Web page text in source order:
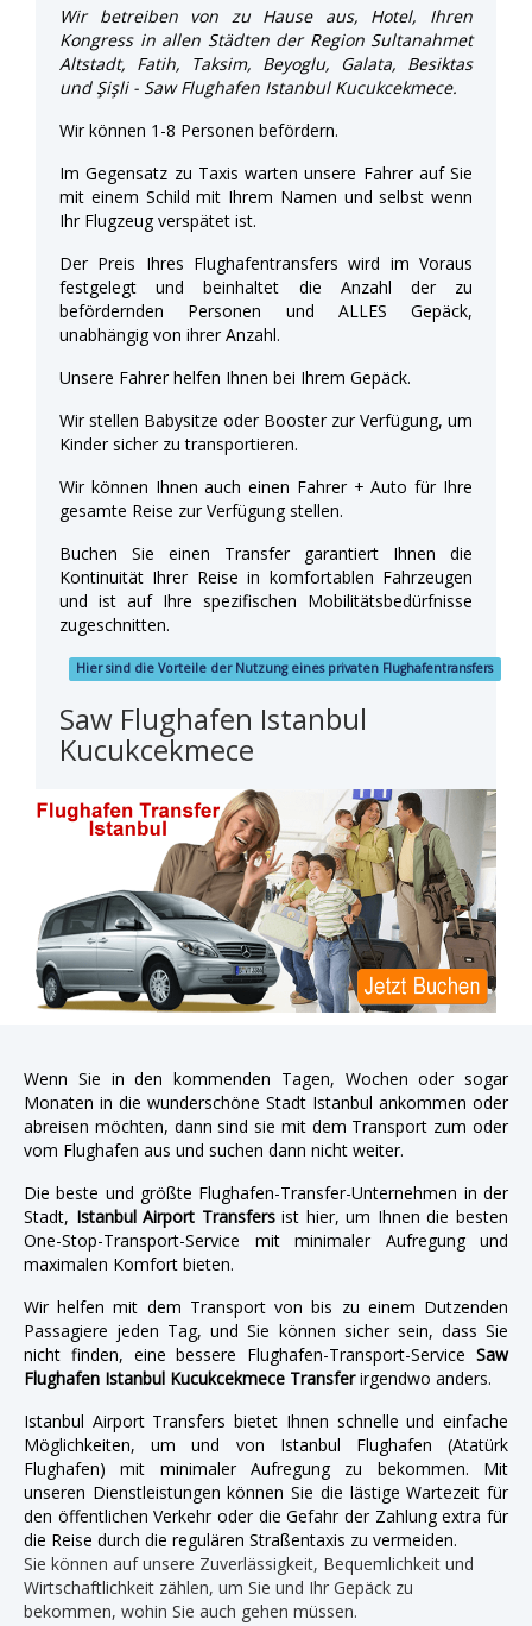
Wir betreiben von zu Hause aus, Hotel, Ihren
Kongress in allen Städten der Region Sultanahmet
Altstadt, Fatih, Taksim, Beyoglu, Galata, Besiktas
und Şişli - Saw Flughafen Istanbul Kucukcekmece.
Wir können 1-8 Personen befördern.
Im Gegensatz zu Taxis warten unsere Fahrer auf Sie
mit einem Schild mit Ihrem Namen und selbst wenn
Ihr Flugzeug verspätet ist.
Der Preis Ihres Flughafentransfers wird im Voraus
festgelegt und beinhaltet die Anzahl der zu
befördernden Personen und ALLES Gepäck,
unabhängig von ihrer Anzahl.
Unsere Fahrer helfen Ihnen bei Ihrem Gepäck.
Wir stellen Babysitze oder Booster zur Verfügung, um
Kinder sicher zu transportieren.
Wir können Ihnen auch einen Fahrer + Auto für Ihre
gesamte Reise zur Verfügung stellen.
Buchen Sie einen Transfer garantiert Ihnen die
Kontinuität Ihrer Reise in komfortablen Fahrzeugen
und ist auf Ihre spezifischen Mobilitätsbedürfnisse
zugeschnitten.
Hier sind die Vorteile der Nutzung eines privaten Flughafentransfers
Saw Flughafen Istanbul
Kucukcekmece
Wenn Sie in den kommenden Tagen, Wochen oder sogar
Monaten in die wunderschöne Stadt Istanbul ankommen oder
abreisen möchten, dann sind sie mit dem Transport zum oder
vom Flughafen aus und suchen dann nicht weiter.
Die beste und größte Flughafen-Transfer-Unternehmen in der
Stadt, Istanbul Airport Transfersist hier, um Ihnen die besten
One-Stop-Transport-Service mit minimaler Aufregung und
maximalen Komfort bieten.
Wir helfen mit dem Transport von bis zu einem Dutzenden
Passagiere jeden Tag, und Sie können sicher sein, dass Sie
nicht finden, eine bessere Flughafen-Transport-Service Saw
Flughafen Istanbul Kucukcekmece Transferirgendwo anders.
Istanbul Airport Transfers bietet Ihnen schnelle und einfache
Möglichkeiten, um und von Istanbul Flughafen (Atatürk
Flughafen) mit minimaler Aufregung zu bekommen. Mit
unseren Dienstleistungen können Sie die lästige Wartezeit für
den öffentlichen Verkehr oder die Gefahr der Zahlung extra für
die Reise durch die regulären Straßentaxis zu vermeiden.
Sie können auf unsere Zuverlässigkeit, Bequemlichkeit und
Wirtschaftlichkeit zählen, um Sie und Ihr Gepäck zu
bekommen, wohin Sie auch gehen müssen.